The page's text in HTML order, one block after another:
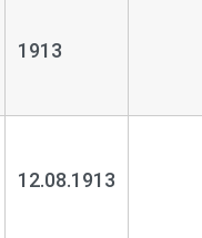
1913
12.08.1913